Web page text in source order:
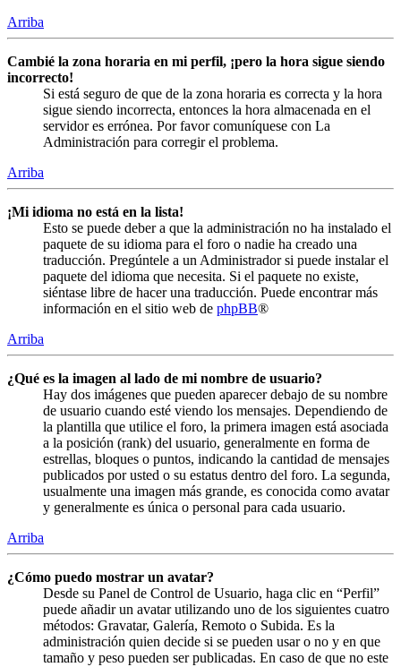
Arriba
Cambié la zona horaria en mi perfil, ¡pero la hora sigue siendo
incorrecto!
Si está seguro de que de la zona horaria es correcta y la hora
sigue siendo incorrecta, entonces la hora almacenada en el
servidor es errónea. Por favor comuníquese con La
Administración para corregir el problema.
Arriba
¡Mi idioma no está en la lista!
Esto se puede deber a que la administración no ha instalado el
paquete de su idioma para el foro o nadie ha creado una
traducción. Pregúntele a un Administrador si puede instalar el
paquete del idioma que necesita. Si el paquete no existe,
siéntase libre de hacer una traducción. Puede encontrar más
información en el sitio web de phpBB®
Arriba
¿Qué es la imagen al lado de mi nombre de usuario?
Hay dos imágenes que pueden aparecer debajo de su nombre
de usuario cuando esté viendo los mensajes. Dependiendo de
la plantilla que utilice el foro, la primera imagen está asociada
a la posición (rank) del usuario, generalmente en forma de
estrellas, bloques o puntos, indicando la cantidad de mensajes
publicados por usted o su estatus dentro del foro. La segunda,
usualmente una imagen más grande, es conocida como avatar
y generalmente es única o personal para cada usuario.
Arriba
¿Cómo puedo mostrar un avatar?
Desde su Panel de Control de Usuario, haga clic en “Perfil”
puede añadir un avatar utilizando uno de los siguientes cuatro
métodos: Gravatar, Galería, Remoto o Subida. Es la
administración quien decide si se pueden usar o no y en que
tamaño y peso pueden ser publicadas. En caso de que no este